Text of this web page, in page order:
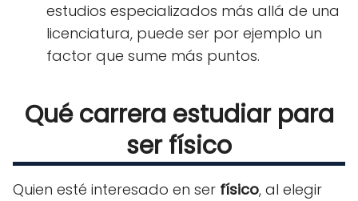
estudios especializados más allá de una
licenciatura, puede ser por ejemplo un
factor que sume más puntos.
Qué carrera estudiar para
ser físico
Quien esté interesado en ser físico, al elegir